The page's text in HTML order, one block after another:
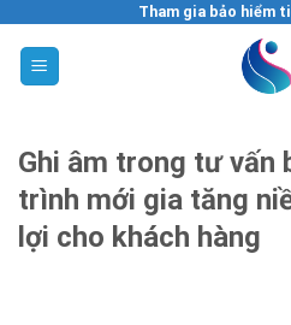
content
Tham gia bảo hiểm
Ghi âm trong tư vấn
trình mới gia tăng
lợi cho khách hàng